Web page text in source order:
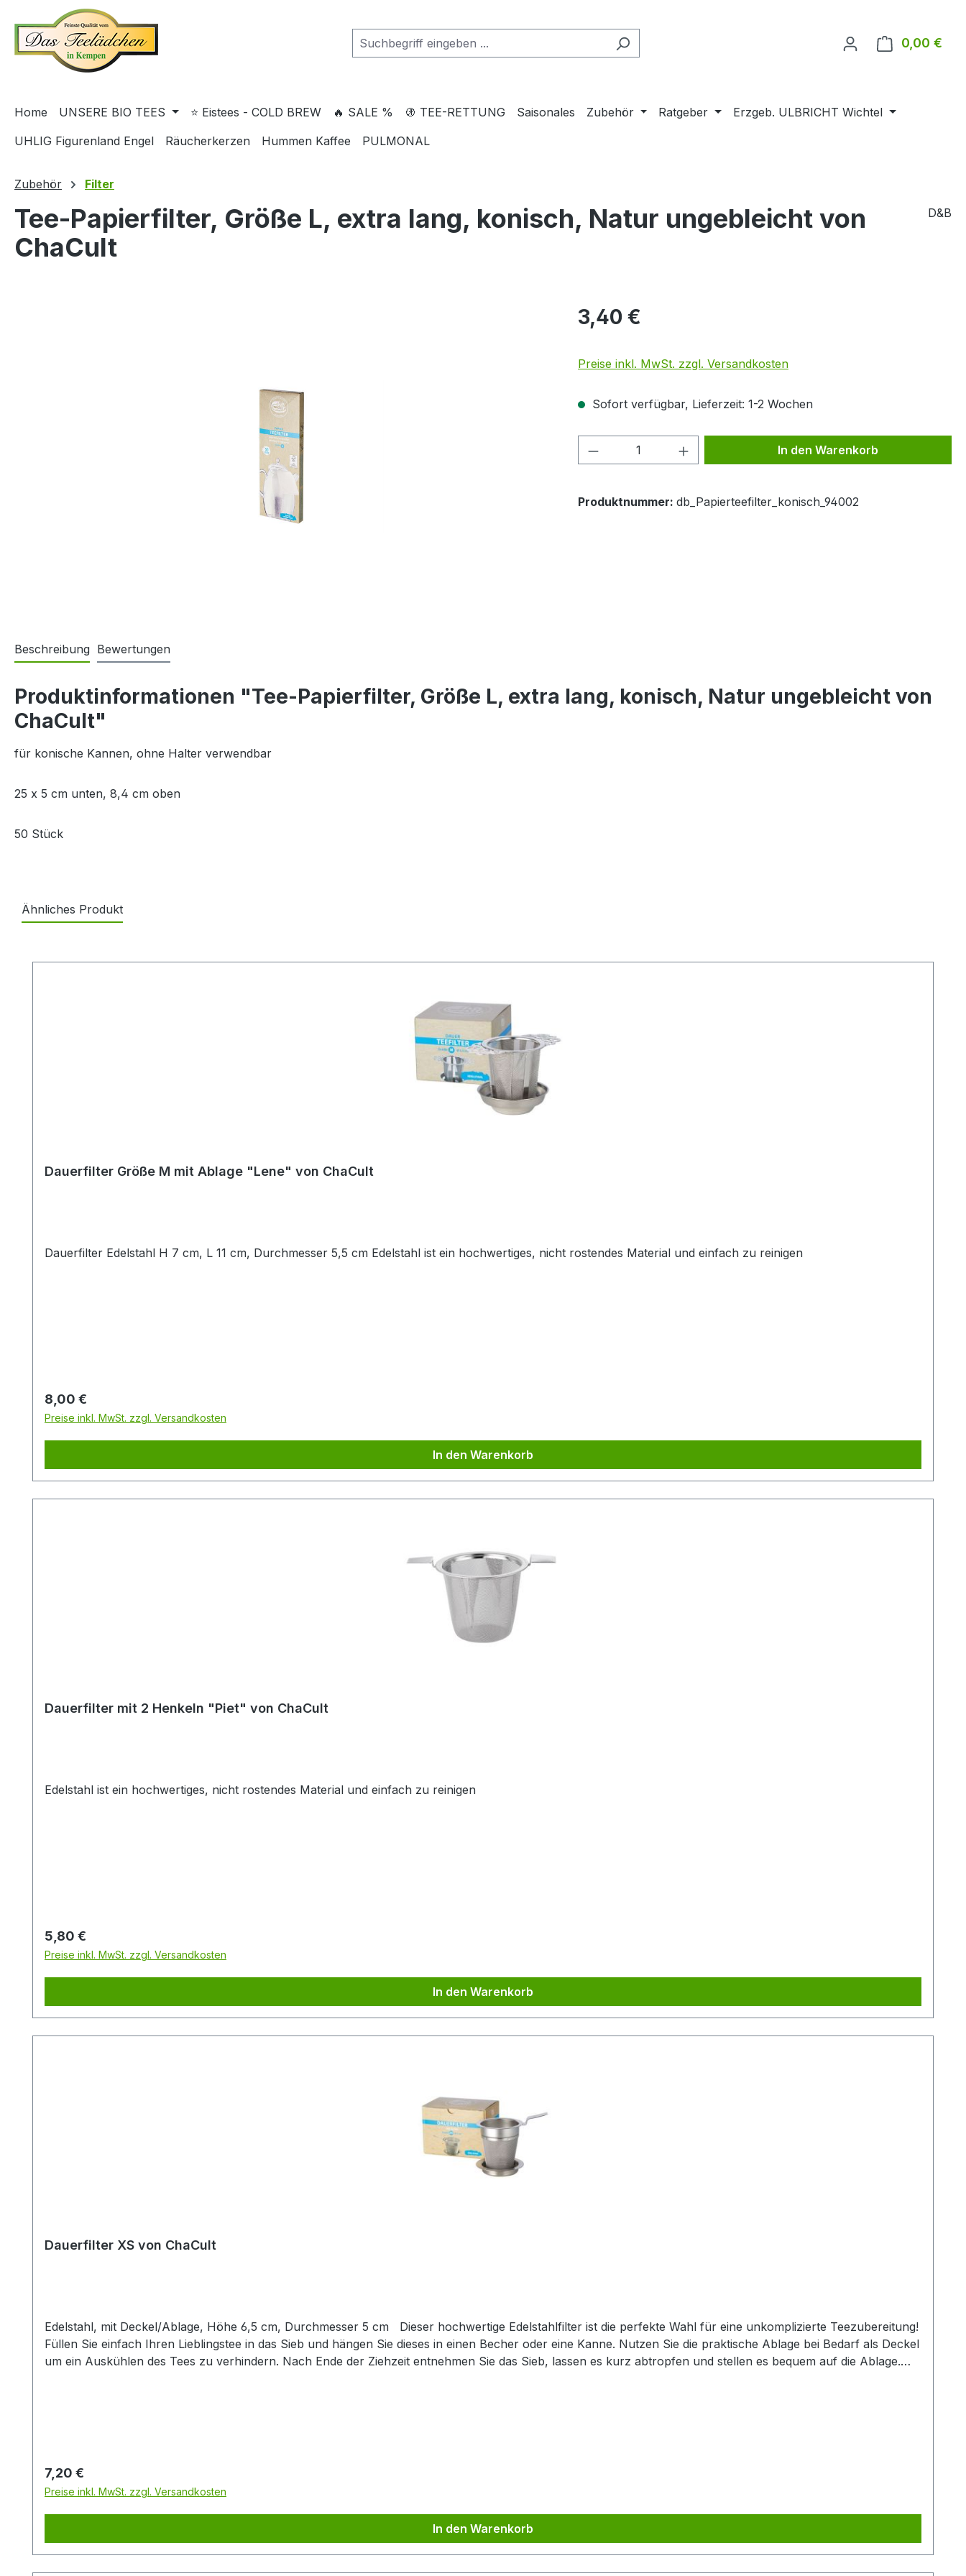
Zur Hauptnavigation springen
0,00 €
Home UNSERE BIO TEES ⭐ Eistees - COLD BREW 🔥 SALE % 🚯 TEE-RETTUNG Saisonales Zubehör Ratgeber
Erzgeb. ULBRICHT Wichtel
UHLIG Figurenland Engel
Räucherkerzen Hummen Kaffee PULMONAL
Zubehör Filter
Tee-Papierfilter, Größe L, extra lang, konisch, Natur ungebleicht von
ChaCult
D&B
3,40 €
Preise inkl. MwSt. zzgl. Versandkosten
Sofort verfügbar, Lieferzeit: 1-2 Wochen
Produkt Anzahl: Gib den gewünschten Wert
In den Warenkorb
Produktnummer: db_Papierteefilter_konisch_94002
Beschreibung Bewertungen
Produktinformationen "Tee-Papierfilter, Größe L, extra lang, konisch, Natur ungebleicht von
ChaCult"
für konische Kannen, ohne Halter verwendbar
25 x 5 cm unten, 8,4 cm oben
50 Stück
Ähnliches Produkt
Dauerfilter Größe M mit Ablage "Lene" von ChaCult
Dauerfilter Edelstahl H 7 cm, L 11 cm, Durchmesser 5,5 cm Edelstahl ist ein hochwertiges, nicht rostendes Material und einfach zu reinigen
Regulärer Preis:
8,00 €
Preise inkl. MwSt. zzgl. Versandkosten
In den Warenkorb
Dauerfilter mit 2 Henkeln "Piet" von ChaCult
Edelstahl ist ein hochwertiges, nicht rostendes Material und einfach zu reinigen
Regulärer Preis:
5,80 €
Preise inkl. MwSt. zzgl. Versandkosten
In den Warenkorb
Dauerfilter XS von ChaCult
Edelstahl, mit Deckel/Ablage, Höhe 6,5 cm, Durchmesser 5 cm Dieser hochwertige Edelstahlfilter ist die perfekte Wahl für eine unkomplizierte Teezubereitung!
Füllen Sie einfach Ihren Lieblingstee in das Sieb und hängen Sie dieses in einen Becher oder eine Kanne. Nutzen Sie die praktische Ablage bei Bedarf als Deckel
um ein Auskühlen des Tees zu verhindern. Nach Ende der Ziehzeit entnehmen Sie das Sieb, lassen es kurz abtropfen und stellen es bequem auf die Ablage.
Regulärer Preis:
7,20 €
Preise inkl. MwSt. zzgl. Versandkosten
In den Warenkorb